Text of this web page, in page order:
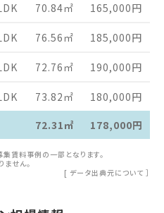
70.84㎡ 165,000円
76.56 ㎡ 185,000円
72.76 ㎡ 190,000円
73.82 ㎡ 180,000円
72.31㎡ 178,000円
賃料事例の一部となります。
せん。
[ データ出典元について ］